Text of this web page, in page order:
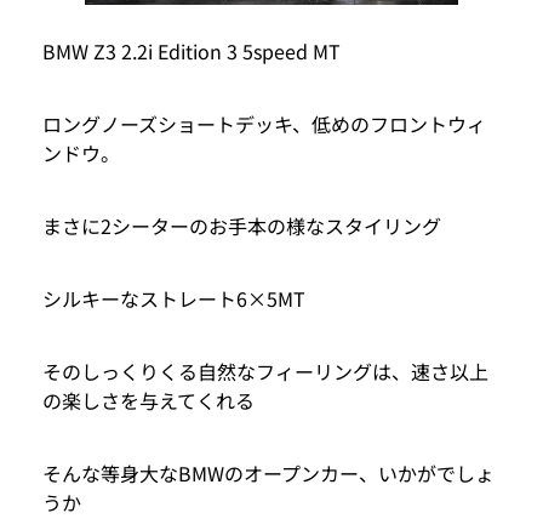
BMW Z3 2.2i Edition 3 5speed MT
ロングノーズショートデッキ、低めのフロントウィ
ンドウ。
まさに2シーターのお手本の様なスタイリング
シルキーなストレート6×5MT
そのしっくりくる自然なフィーリングは、速さ以上
の楽しさを与えてくれる
そんな等身大なBMWのオープンカー、いかがでしょ
うか